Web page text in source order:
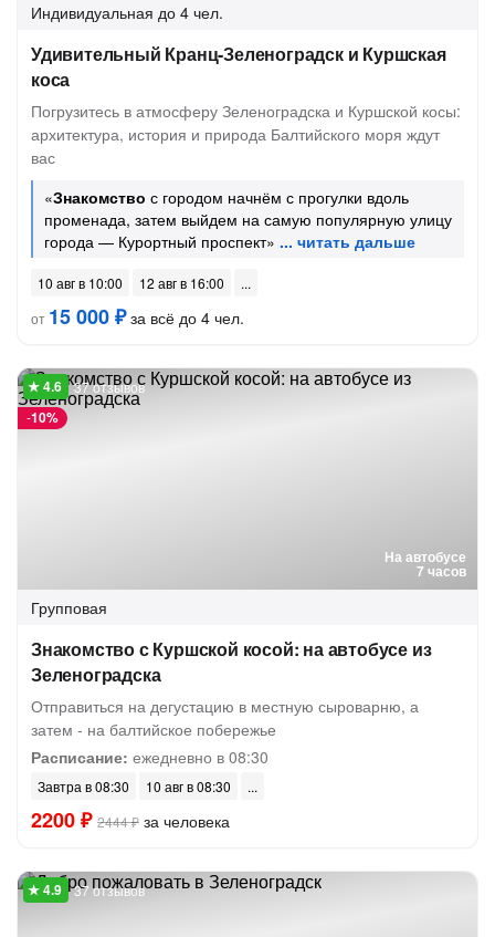
Индивидуальная до 4 чел.
Удивительный Кранц-Зеленоградск и Куршская
коса
Погрузитесь в атмосферу Зеленоградска и Куршской косы:
архитектура, история и природа Балтийского моря ждут
вас
«Знакомство с городом начнём с прогулки вдоль
променада, затем выйдем на самую популярную улицу
города — Курортный проспект»
10 авг в 10:00
12 авг в 16:00
от 15 000 ₽за всё до 4 чел.
На автобусе
7 часов
-10%
37 отзывов
Групповая
Знакомство с Куршской косой: на автобусе из
Зеленоградска
Отправиться на дегустацию в местную сыроварню, а
затем - на балтийское побережье
Расписание: ежедневно в 08:30
Завтра в 08:30 10 авг в 08:30
2200 ₽ 2444 ₽ за человека
37 отзывов